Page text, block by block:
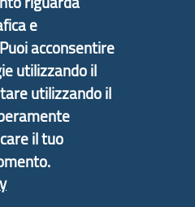
particolare fornisce
sullaStrategia
collaborazione con Regione
di Genova |
e
acconsentire
utilizzando il
utilizzando il
il tuo